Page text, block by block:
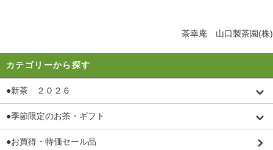
茶幸庵 山口製茶園(株)
カテゴリーから探す
●新茶 ２０２６
●季節限定のお茶・ギフト
●お買得・特価セール品